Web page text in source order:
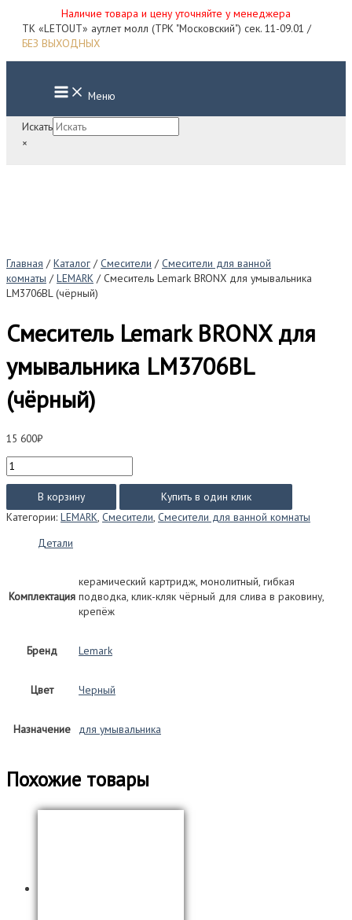
Наличие товара и цену уточняйте у менеджера
Перейти
ТК «LETOUT» аутлет молл (ТРК "Московский") сек. 11-09.01 /
БЕЗ ВЫХОДНЫХ
Main
Menu Меню
Искать
×
Главная / Каталог / Смесители / Смесители для ванной
комнаты / LEMARK / Смеситель Lemark BRONX для умывальника
LM3706BL (чёрный)
Смеситель Lemark BRONX для
умывальника LM3706BL
(чёрный)
15 600₽
Количество
товара
Смеситель
Lemark
BRONX
умывальника
В корзину
Купить в один клик
Категории: LEMARK, Смесители, Смесители для ванной комнаты
Детали
Комплектация
керамический картридж, монолитный, гибкая
подводка, клик-кляк чёрный для слива в раковину,
крепёж
Бренд Lemark
Цвет Черный
Назначение для умывальника
Похожие товары